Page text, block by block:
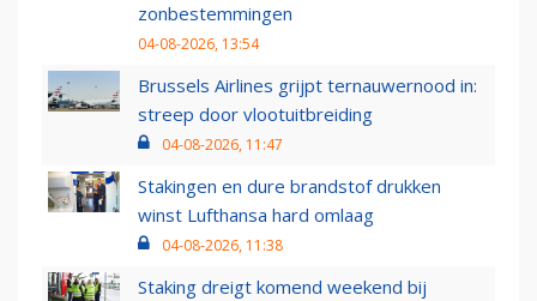
zonbestemmingen
04-08-2026, 13:54
Brussels Airlines grijpt ternauwernood in:
streep door vlootuitbreiding
04-08-2026, 11:47
Stakingen en dure brandstof drukken
winst Lufthansa hard omlaag
04-08-2026, 11:38
Staking dreigt komend weekend bij